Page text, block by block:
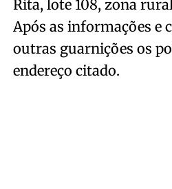
Rita, lote 108, zona
Após as informações e
outras guarnições os
endereço citado.